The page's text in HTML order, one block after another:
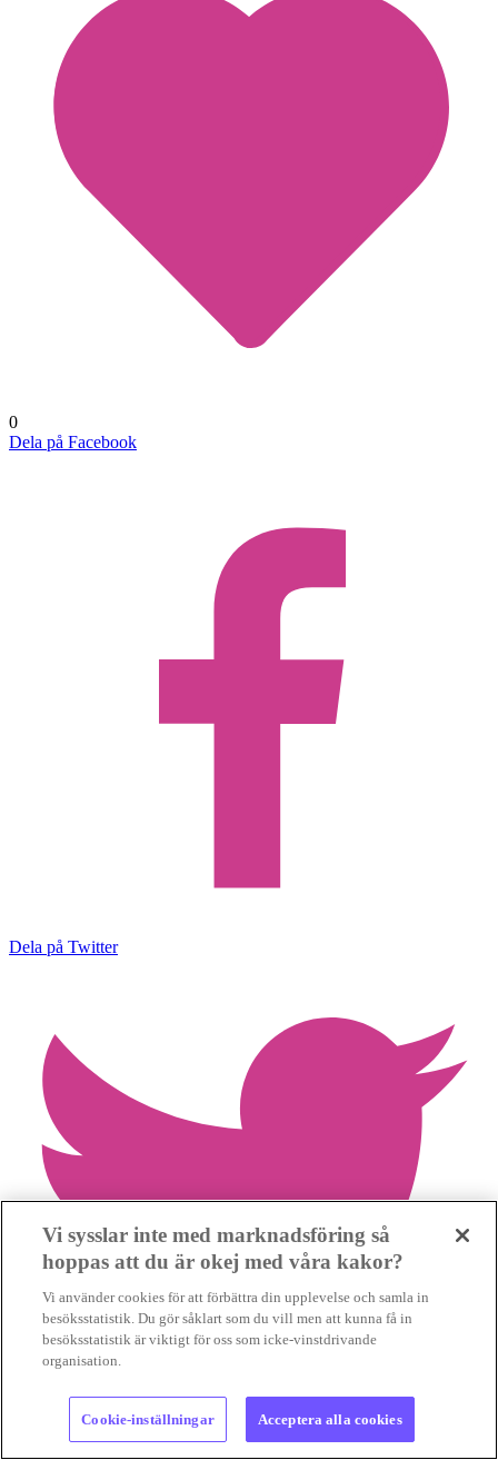
0
Dela på Facebook
Dela på Twitter
Vi sysslar inte med marknadsföring så
hoppas att du är okej med våra kakor?
Vi använder cookies för att förbättra din upplevelse och samla in
besöksstatistik. Du gör såklart som du vill men att kunna få in
besöksstatistik är viktigt för oss som icke-vinstdrivande
organisation.
Cookie-inställningar Acceptera alla cookies